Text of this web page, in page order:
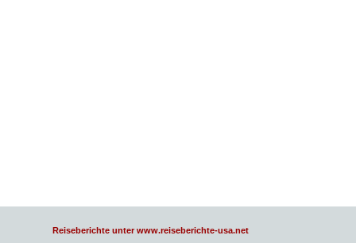
Reiseberichte unter www.reiseberichte-usa.net